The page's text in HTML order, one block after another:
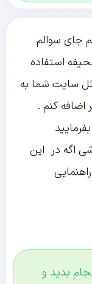
جای سوالم
استفاده
سایت شما به
اضافه کنم .
اگه در این
بدید و